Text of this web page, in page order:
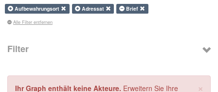
Aufbewahrungsort
Adressat Brief
Alle Filter entfernen
Filter
×
Ihr Graph enthält keine Akteure. Erweitern Sie Ihre